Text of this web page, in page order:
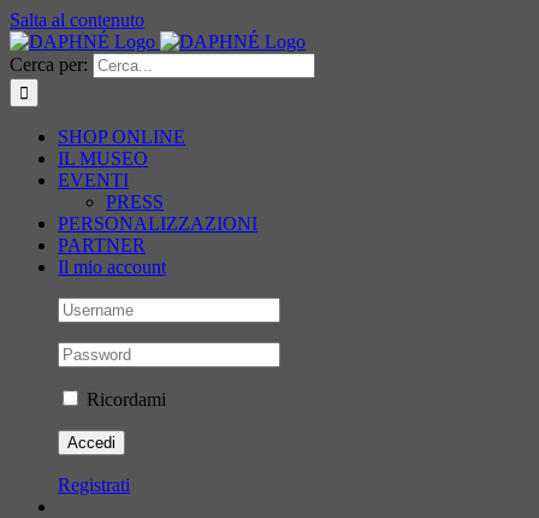
Salta al contenuto
Cerca per:
SHOP ONLINE
IL MUSEO
EVENTI
PRESS
PERSONALIZZAZIONI
PARTNER
Il mio account
Ricordami
Registrati